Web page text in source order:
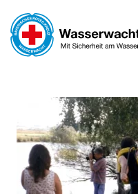
Skip to main content